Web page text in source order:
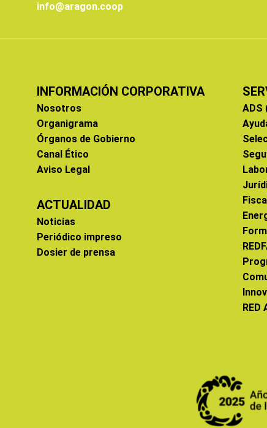
info@aragon.coop
INFORMACIÓN CORPORATIVA
Nosotros
Organigrama
Órganos de Gobierno
Canal Ético
Aviso Legal
ACTUALIDAD
Noticias
Periódico impreso
Dosier de prensa
ADS
RED